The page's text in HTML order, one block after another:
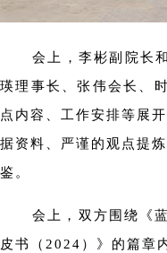
会上，李彬副院长
瑛理事长、张伟会长、
点内容、工作安排等展
据资料、严谨的观点提
鉴。
会上，双方围绕《
皮书（2024）》的篇章